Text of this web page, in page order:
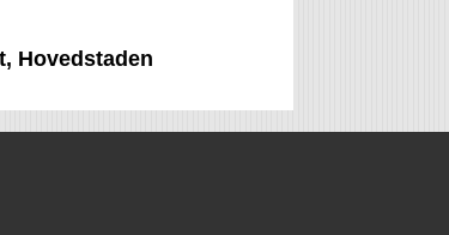
Hovedstaden